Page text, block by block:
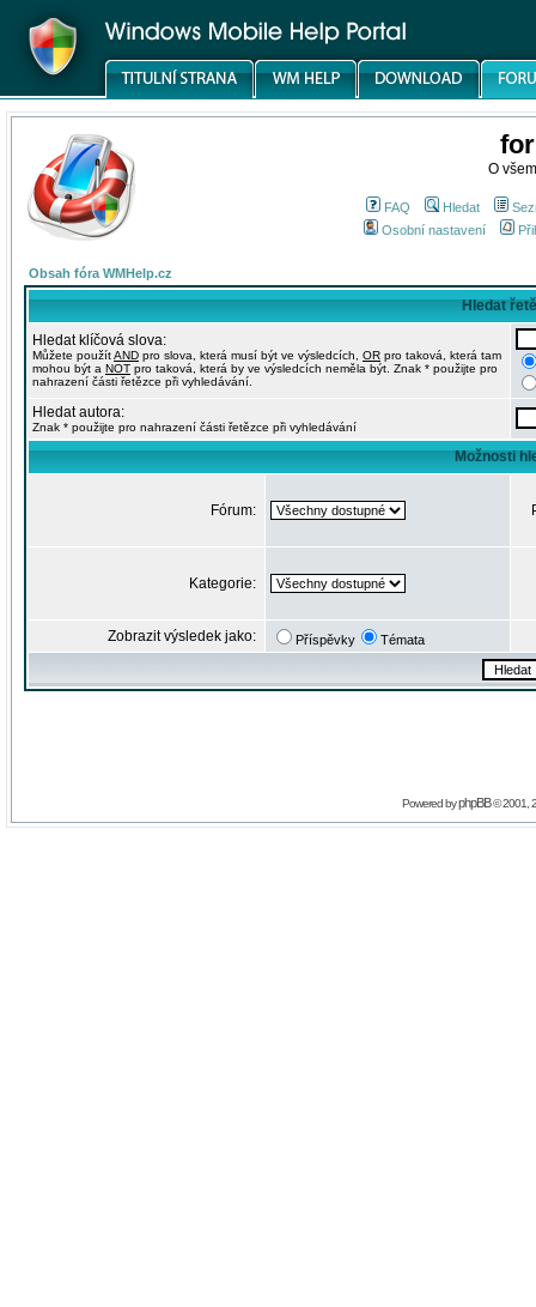
O
FAQ Hledat
Osobní nastavení
Obsah fóra WMHelp.cz
Hledat
Hledat klíčová slova:
Můžete použítAND pro slova, která musí být ve výsledcích, OR pro taková, která tam
mohou být a NOT pro taková, která by ve výsledcích neměla být. Znak * použijte pro
nahrazení části řetězce při vyhledávání.
Hledat autora:
Znak * použijte pro nahrazení části řetězce při vyhledávání
Možnosti
Fórum:
Kategorie:
Zobrazit výsledek jako: Příspěvky Témata
Powered byphpBB© 2001,